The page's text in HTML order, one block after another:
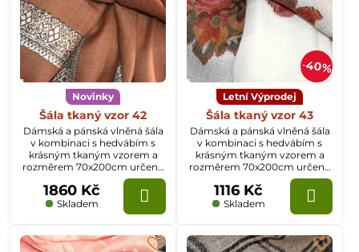
Novinky
Šála tkaný vzor 42
Dámská a pánská vlněná šála
v kombinaci s hedvábím s
krásným tkaným vzorem a
rozměrem 70x200cm určená
k celoročnímu nošení.
Skladem
1860 Kč
40%
Letní Výprodej
Šála tkaný vzor 43
Dámská a pánská vlněná šála
v kombinaci s hedvábím s
krásným tkaným vzorem a
rozměrem 70x200cm určená
k celoročnímu nošení.
Skladem
1116 Kč